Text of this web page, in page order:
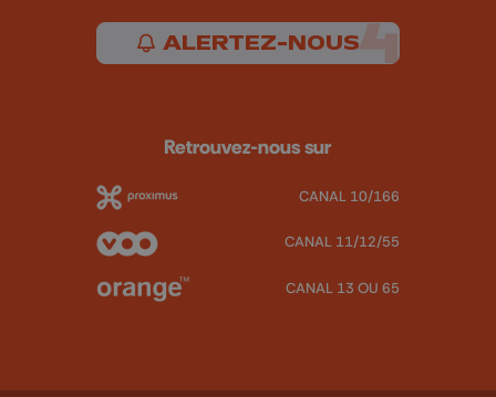
ALERTEZ-NOUS
Retrouvez-nous sur
CANAL 10/166
CANAL 11/12/55
CANAL 13 OU 65